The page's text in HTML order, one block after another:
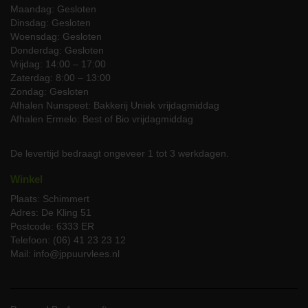
meer inspiratie en recepten, bezoek onze receptenpagina.
Porterhouse-steak recepten
Tip:Combineer uw Porterhouse-steak met een van onze
biologische wijnen voor een onvergetelijke maaltijd.
Vragen of persoonlijk advies?
Ons deskundige team staat klaar om al uw vragen over onze
voorzien van persoonlijk bereidings- en serveeradvies. Neem
contact met ons op door te bellen naar
06-51085943
contactformulier
Maandag: Gesloten
Dinsdag: Gesloten
Woensdag: Gesloten
Donderdag: Gesloten
Vrijdag: 14:00 – 17:00
Zaterdag: 8:00 – 13:00
Zondag: Gesloten
Afhalen Nunspeet: Bakkerij Uniek vrijdagmiddag
Afhalen Ermelo: Best of Bio vrijdagmiddag
De levertijd bedraagt ongeveer 1 tot 3 werkdagen.
Winkel
Plaats: Schimmert
Adres: De Kling 51
Postcode: 6333 ER
Telefoon: (06) 41 23 23 12
Mail: info@jppuurvlees.nl